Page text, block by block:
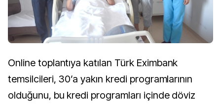
Online toplantıya katılan Türk Eximbank
temsilcileri, 30’a yakın kredi programlarının
olduğunu, bu kredi programları içinde döviz